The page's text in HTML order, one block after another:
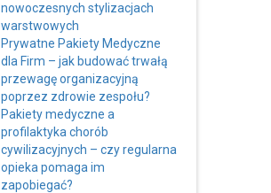
nowoczesnych stylizacjach
warstwowych
Prywatne Pakiety Medyczne
dla Firm – jak budować trwałą
przewagę organizacyjną
poprzez zdrowie zespołu?
Pakiety medyczne a
profilaktyka chorób
cywilizacyjnych – czy regularna
opieka pomaga im
zapobiegać?